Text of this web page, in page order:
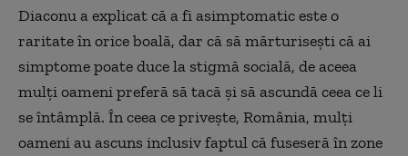
Diaconu a explicat că a fi asimptomatic este o
raritate în orice boală, dar că să mărturisești că ai
simptome poate duce la stigmă socială, de aceea
mulți oameni preferă să tacă și să ascundă ceea ce li
se întâmplă. În ceea ce privește, România, mulți
oameni au ascuns inclusiv faptul că fuseseră în zone